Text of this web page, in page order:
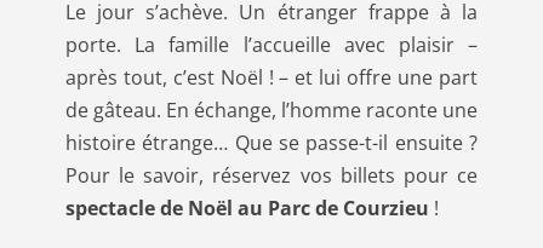
Le jour s’achève. Un étranger frappe à la
porte. La famille l’accueille avec plaisir –
après tout, c’est Noël ! – et lui offre une part
de gâteau. En échange, l’homme raconte une
histoire étrange… Que se passe-t-il ensuite ?
Pour le savoir, réservez vos billets pour ce
spectacle de Noël au Parc de Courzieu !